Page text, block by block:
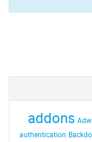
addons
authentication